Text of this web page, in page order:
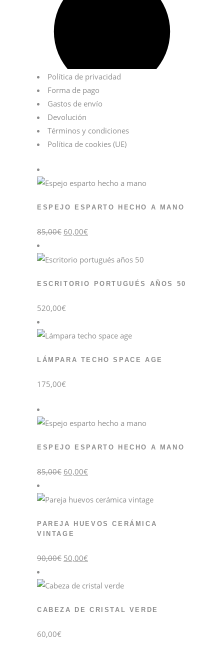
Política de privacidad
Forma de pago
Gastos de envío
Devolución
Términos y condiciones
Política de cookies (UE)
ESPEJO ESPARTO HECHO A MANO
85,00€ El
precio
85,00€.
60,00€precio
60,00€.
ESCRITORIO PORTUGUÉS AÑOS 50
520,00€
LÁMPARA TECHO SPACE AGE
175,00€
ESPEJO ESPARTO HECHO A MANO
85,00€ El
precio
85,00€.
60,00€precio
60,00€.
PAREJA HUEVOS CERÁMICA
VINTAGE
90,00€ El
precio
90,00€.
50,00€precio
50,00€.
CABEZA DE CRISTAL VERDE
60,00€